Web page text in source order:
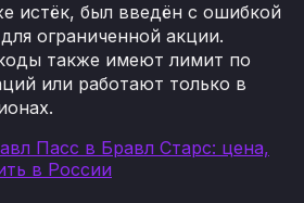
истёк, был введён с ошибкой
ограниченной акции.
также имеют лимит по
или работают только в
Пасс в Бравл Старс: цена,
в России